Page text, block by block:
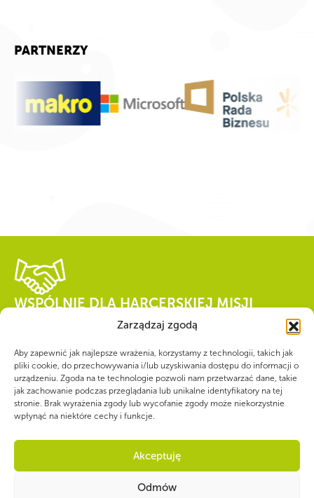
Zarządzaj zgodą
Aby zapewnić jak najlepsze wrażenia, korzystamy z technologii, takich jak
pliki cookie, do przechowywania i/lub uzyskiwania dostępu do informacji o
urządzeniu. Zgoda na te technologie pozwoli nam przetwarzać dane, takie
jak zachowanie podczas przeglądania lub unikalne identyfikatory na tej
stronie. Brak wyrażenia zgody lub wycofanie zgody może niekorzystnie
wpłynąć na niektóre cechy i funkcje.
Akceptuję
Odmów
PARTNERZY
WSPÓLNIE DLA HARCERSKIEJ MISJI
Twoje wsparcie, nasza
siła!
Numer konta do darowizn na rzecz ZHP
22 1140 1010 0000 5392 2900
1017